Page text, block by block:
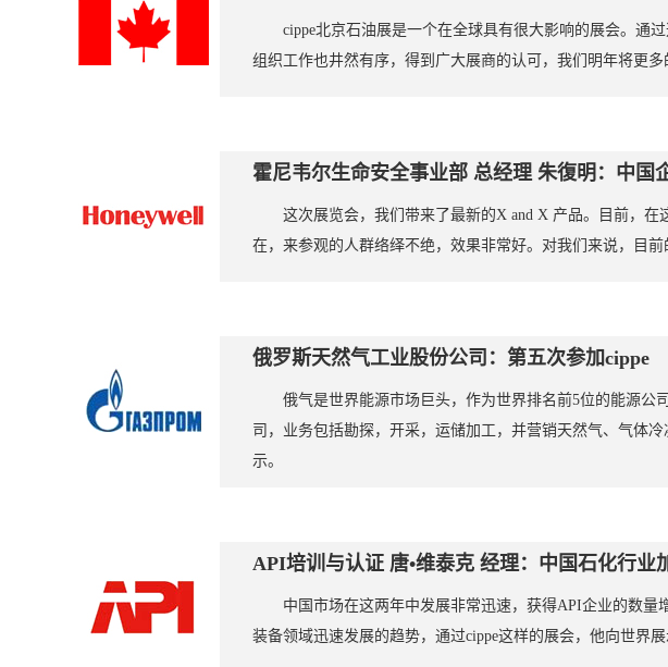
cippe北京石油展是一个在全球具有很大影响的展会。通
组织工作也井然有序，得到广大展商的认可，我们明年将更多
霍尼韦尔生命安全事业部 总经理 朱復明：中国
这次展览会，我们带来了最新的X and X 产品。目前，
在，来参观的人群络绎不绝，效果非常好。对我们来说，目
俄罗斯天然气工业股份公司：第五次参加cippe
俄气是世界能源市场巨头，作为世界排名前5位的能源
司，业务包括勘探，开采，运储加工，并营销天然气、气体
示。
API培训与认证 唐•维泰克 经理：中国石化行
中国市场在这两年中发展非常迅速，获得API企业的数
装备领域迅速发展的趋势，通过cippe这样的展会，他向世界